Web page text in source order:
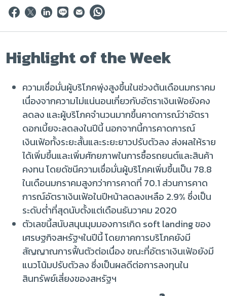
Highlight of the Week
ความเชื่อมั่นผู้บริโภคพุ่งสูงขึ้นในช่วงต้นเดือนมกราคม
เนื่องจากความไม่แน่นอนเกี่ยวกับอัตราเงินเฟ้อยังคง
ลดลง และผู้บริโภคจำนวนมากขึ้นคาดการณ์ว่าอัตรา
ดอกเบี้ยจะลดลงในปีนี้ นอกจากนี้การคาดการณ์
เงินเฟ้อทั้งระยะสั้นและระยะยาวปรับตัวลง ส่งผลให้ราย
ได้เพิ่มขึ้นและเพิ่มศักยภาพในการซื้อรถยนต์และสินค้า
คงทน โดยดัชนีความเชื่อมั่นผู้บริโภคเพิ่มขึ้นเป็น 78.8
ในเดือนมกราคมสูงกว่าการคาดที่ 70.1 ส่วนการคาด
การณ์อัตราเงินเฟ้อในปีหน้าลดลงเหลือ 2.9% ซึ่งเป็น
ระดับต่ำที่สุดนับตั้งแต่เดือนธันวาคม 2020
ตัวเลขนี้สนับสนุนมุมมองการเกิด soft landing ของ
เศรษฐกิจสหรัฐฯในปีนี้ โดยภาคการบริโภคยังมี
สัญญาณการฟื้นตัวต่อเนื่อง ขณะที่อัตราเงินเฟ้อยังมี
แนวโน้มปรับตัวลง ซึ่งเป็นผลดีต่อการลงทุนใน
สินทรัพย์เสี่ยงของสหรัฐฯ